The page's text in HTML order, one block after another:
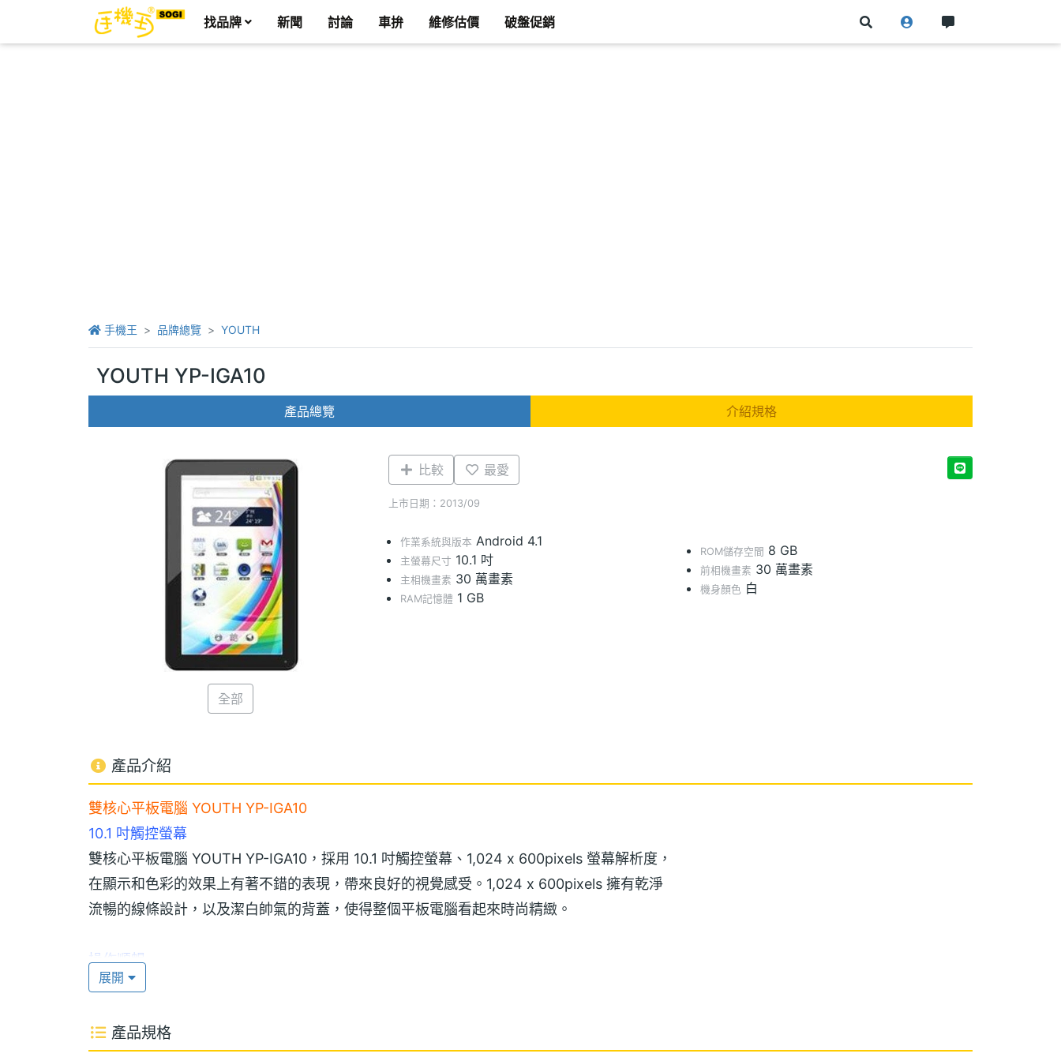
找品牌 新聞 討論 車拚 維修估價 破盤促銷
手機王 品牌總覽 YOUTH
YOUTH YP-IGA10
產品總覽 介紹規格
全部
比較 最愛
上市日期：2013/09
作業系統與版本 Android 4.1
主螢幕尺寸 10.1 吋
主相機畫素 30 萬畫素
RAM記憶體 1 GB
ROM儲存空間 8 GB
前相機畫素 30 萬畫素
機身顏色 白
產品介紹
雙核心平板電腦 YOUTH YP-IGA10
10.1 吋觸控螢幕
雙核心平板電腦 YOUTH YP-IGA10，採用 10.1 吋觸控螢幕、1,024 x 600pixels 螢幕解析度，
在顯示和色彩的效果上有著不錯的表現，帶來良好的視覺感受。1,024 x 600pixels 擁有乾淨
流暢的線條設計，以及潔白帥氣的背蓋，使得整個平板電腦看起來時尚精緻。
操作順暢
YOUTH YP-IGA10 採用 Android 4.1 Jelly Bean 作業系統，搭載 Cortex-A9, 1GHz 雙核心處
建 1GB RAM / 8GB ROM，提供儲存空間提供給使用者下載各類檔。YOUTH YP-IGA10 具備
展開
產品規格